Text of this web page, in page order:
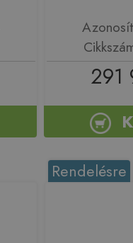
291
Rendelésre